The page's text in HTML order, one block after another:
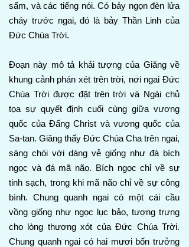
sấm, và các tiếng nói. Có bảy ngọn đèn lửa
cháy trước ngai, đó là bảy Thần Linh của
Đức Chúa Trời.
Đoạn này mô tả khải tượng của Giăng về
khung cảnh phán xét trên trời, nơi ngai Đức
Chúa Trời được đặt trên trời và Ngài chủ
tọa sự quyết định cuối cùng giữa vương
quốc của Đấng Christ và vương quốc của
Sa-tan. Giăng thấy Đức Chúa Cha trên ngai,
sáng chói với dáng vẻ giống như đá bích
ngọc và đá mã não. Bích ngọc chỉ về sự
tinh sạch, trong khi mã não chỉ về sự công
bình. Chung quanh ngai có một cái cầu
vồng giống như ngọc lục bảo, tượng trưng
cho lòng thương xót của Đức Chúa Trời.
Chung quanh ngai có hai mươi bốn trưởng